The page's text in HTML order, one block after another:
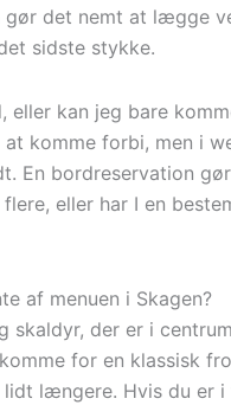
det nemt at lægge
sidste stykke.
eller kan jeg bare
komme forbi, men i
En bordreservation
eller har I en
af menuen i Skagen?
skaldyr, der er i
for en klassisk
længere. Hvis du er